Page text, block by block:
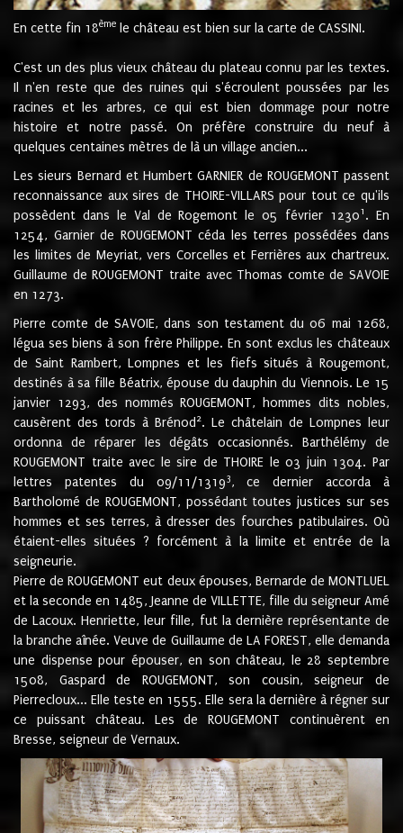
En cette fin 18ème le château est bien sur la carte de CASSINI.
C'est un des plus vieux château du plateau connu par les textes.
Il n'en reste que des ruines qui s'écroulent poussées par les
racines et les arbres, ce qui est bien dommage pour notre
histoire et notre passé. On préfère construire du neuf à
quelques centaines mètres de là un village ancien...
Les sieurs Bernard et Humbert GARNIER de ROUGEMONT passent
reconnaissance aux sires de THOIRE-VILLARS pour tout ce qu'ils
possèdent dans le Val de Rogemont le 05 février 12301 . En
1254, Garnier de ROUGEMONT céda les terres possédées dans
les limites de Meyriat, vers Corcelles et Ferrières aux chartreux.
Guillaume de ROUGEMONT traite avec Thomas comte de SAVOIE
en 1273.
Pierre comte de SAVOIE, dans son testament du 06 mai 1268,
légua ses biens à son frère Philippe. En sont exclus les châteaux
de Saint Rambert, Lompnes et les fiefs situés à Rougemont,
destinés à sa fille Béatrix, épouse du dauphin du Viennois. Le 15
janvier 1293, des nommés ROUGEMONT, hommes dits nobles,
causèrent des tords à Brénod 2. Le châtelain de Lompnes leur
ordonna de réparer les dégâts occasionnés. Barthélémy de
ROUGEMONT traite avec le sire de THOIRE le 03 juin 1304. Par
lettres patentes du 09/11/13193, ce dernier accorda à
Bartholomé de ROUGEMONT, possédant toutes justices sur ses
hommes et ses terres, à dresser des fourches patibulaires. Où
étaient-elles situées ? forcément à la limite et entrée de la
seigneurie.
Pierre de ROUGEMONT eut deux épouses, Bernarde de MONTLUEL
et la seconde en 1485, Jeanne de VILLETTE, fille du seigneur Amé
de Lacoux. Henriette, leur fille, fut la dernière représentante de
la branche aînée. Veuve de Guillaume de LA FOREST, elle demanda
une dispense pour épouser, en son château, le 28 septembre
1508, Gaspard de ROUGEMONT, son cousin, seigneur de
Pierrecloux... Elle teste en 1555. Elle sera la dernière à régner sur
ce puissant château. Les de ROUGEMONT continuèrent en
Bresse, seigneur de Vernaux.